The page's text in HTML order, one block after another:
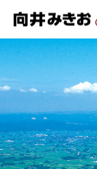
HOME
プロフィール
政策